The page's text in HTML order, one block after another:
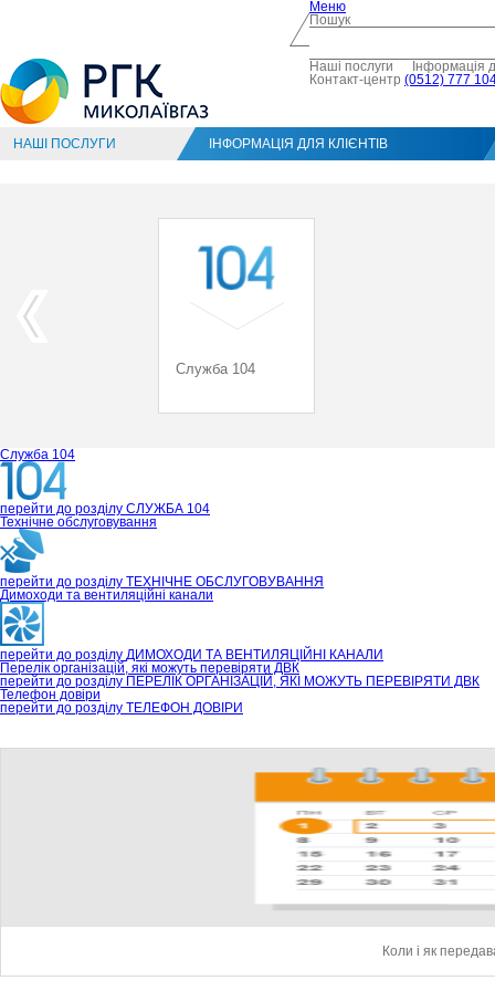
Меню
Пошук
Наші послуги
Інформація
Контакт-центр (0512) 777
НАШІ ПОСЛУГИ ІНФОРМАЦІЯ ДЛЯ КЛІЄНТІВ
Служба 104
Служба 104
перейти до розділу СЛУЖБА 104
Технічне обслуговування
перейти до розділу ТЕХНІЧНЕ ОБСЛУГОВУВАННЯ
Димоходи та вентиляційні канали
перейти до розділу ДИМОХОДИ ТА ВЕНТИЛЯЦІЙНІ КАНАЛИ
Перелік організацій, які можуть перевіряти ДВК
перейти до розділу ПЕРЕЛІК ОРГАНІЗАЦІЙ, ЯКІ МОЖУТЬ ПЕРЕВІРЯТИ ДВК
Телефон довіри
перейти до розділу ТЕЛЕФОН ДОВІРИ
Коли і як